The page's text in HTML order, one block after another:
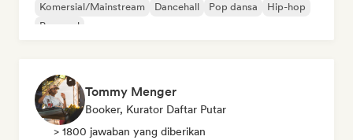
Komersial/Mainstream
Dancehall Pop dansa
Hip-hop
Pop soul
Tommy Menger
Booker, Kurator Daftar Putar
> 1800 jawaban yang diberikan